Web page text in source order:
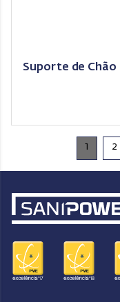
Suporte de Chão
1 2